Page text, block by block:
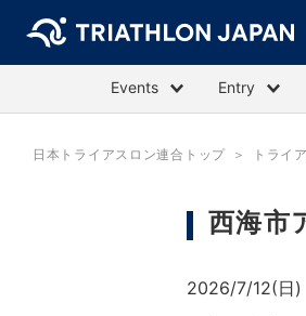
Events Entry
日本トライアスロン連合トップ トライ
西海市
2026/7/12(日)